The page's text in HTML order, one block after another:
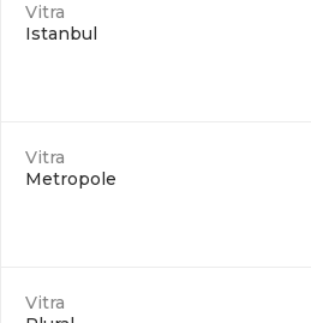
Vitra
Istanbul
Vitra
Metropole
Vitra